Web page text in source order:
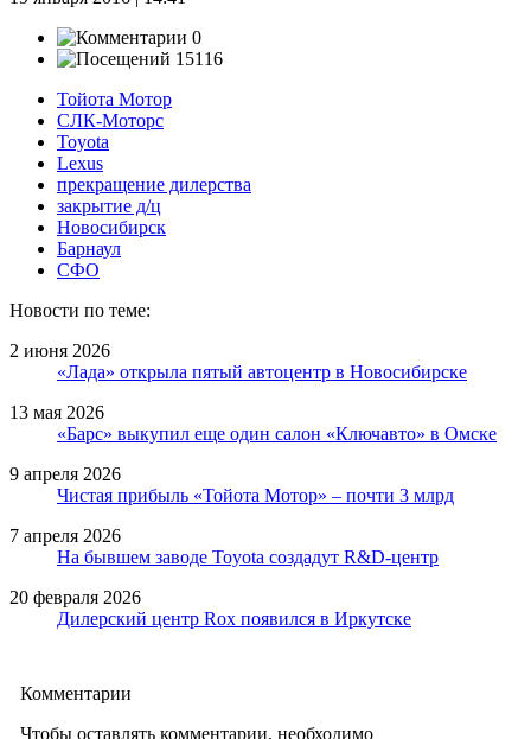
0
15116
Тойота Мотор
СЛК-Моторс
Toyota
Lexus
прекращение дилерства
закрытие д/ц
Новосибирск
Барнаул
СФО
Новости по теме:
2 июня 2026
«Лада» открыла пятый автоцентр в Новосибирске
13 мая 2026
«Барс» выкупил еще один салон «Ключавто» в Омске
9 апреля 2026
Чистая прибыль «Тойота Мотор» – почти 3 млрд
7 апреля 2026
На бывшем заводе Toyota создадут R&D-центр
20 февраля 2026
Дилерский центр Rox появился в Иркутске
Комментарии
Чтобы оставлять комментарии, необходимо